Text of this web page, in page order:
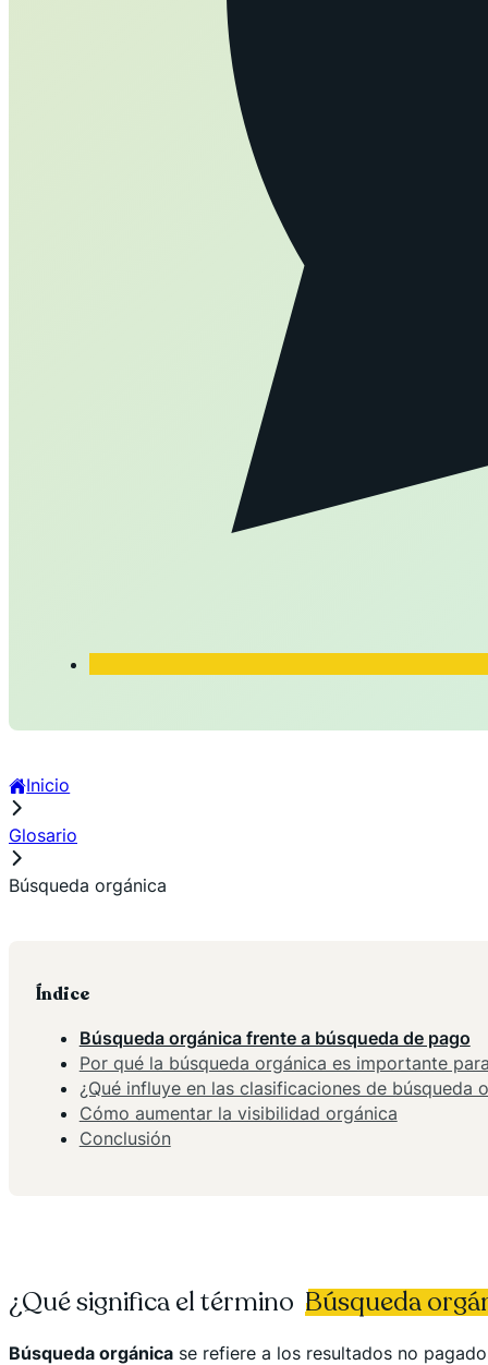
Inicio
Glosario
Búsqueda orgánica
¿Qué significa el término Búsqueda
Búsqueda orgánica se refiere a los resultados no
Índice
Búsqueda orgánica frente a búsqueda de pago
Por qué la búsqueda orgánica es importante
¿Qué influye en las clasificaciones de búsqueda
Cómo aumentar la visibilidad orgánica
Conclusión